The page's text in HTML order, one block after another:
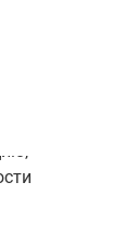
к износу и
и